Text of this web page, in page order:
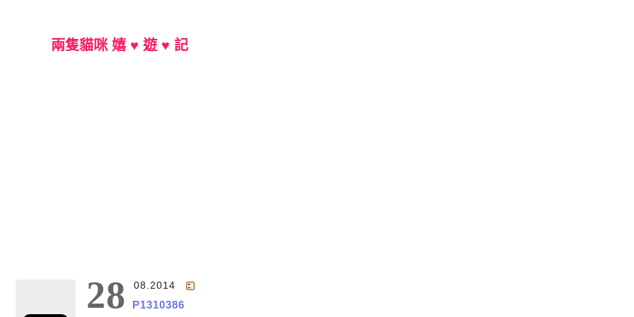
兩隻貓咪 嬉 ♥ 遊 ♥ 記
28 08.2014
P1310386